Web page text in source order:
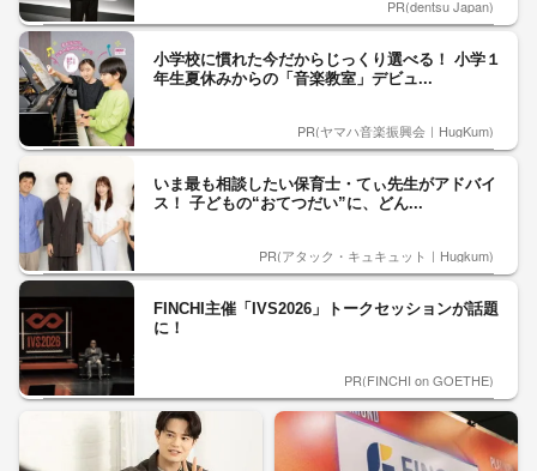
PR(dentsu Japan)
小学校に慣れた今だからじっくり選べる！ 小学１
年生夏休みからの「音楽教室」デビュ...
PR(ヤマハ音楽振興会｜HugKum)
いま最も相談したい保育士・てぃ先生がアドバイ
ス！ 子どもの“おてつだい”に、どん...
PR(アタック・キュキュット｜Hugkum)
FINCHI主催「IVS2026」トークセッションが話題
に！
PR(FINCHI on GOETHE)